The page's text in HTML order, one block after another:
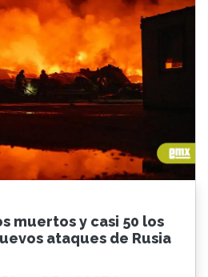
muertos y casi 50 los
ataques de Rusia